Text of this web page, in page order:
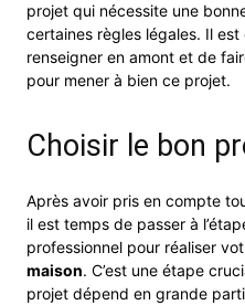
projet qui nécessite une
certaines règles légales. Il
renseigner en amont et de
pour mener à bien ce projet.
Choisir le bon
Après avoir pris en compte
il est temps de passer à
professionnel pour réaliser
maison. C’est une étape
projet dépend en grande